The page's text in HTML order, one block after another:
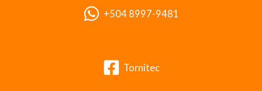
+504 8997-9481
Tornitec